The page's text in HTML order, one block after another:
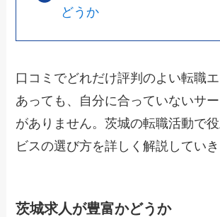
どうか
口コミでどれだけ評判のよい転職
あっても、自分に合っていないサ
がありません。茨城の転職活動で
ビスの選び方を詳しく解説していき
茨城求人が豊富かどうか